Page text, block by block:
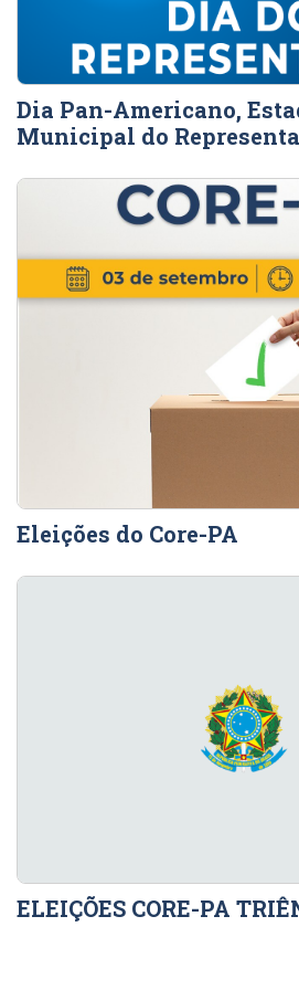
Dia Pan-Americano,
Municipal do
Eleições do Core-PA
ELEIÇÕES CORE-PA